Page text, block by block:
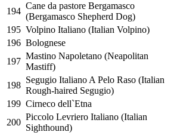
194
Cane da pastore Bergamasco
(Bergamasco Shepherd Dog)
195 Volpino Italiano (Italian Volpino)
196 Bolognese
197
Mastino Napoletano (Neapolitan
Mastiff)
198
Segugio Italiano A Pelo Raso (Italian
Rough-haired Segugio)
199 Cirneco dell`Etna
200
Piccolo Levriero Italiano (Italian
Sighthound)